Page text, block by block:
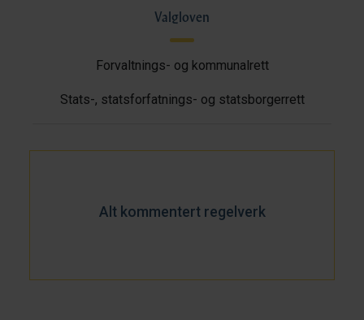
Valgloven
Forvaltnings- og kommunalrett
Stats-, statsforfatnings- og statsborgerrett
Alt kommentert regelverk